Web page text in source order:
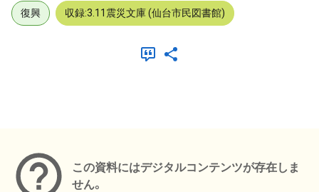
復興 収録:3.11震災文庫 (仙台市民図書館)
この資料にはデジタルコンテンツが存在しま
せん。